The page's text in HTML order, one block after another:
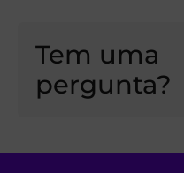
Tem uma
pergunta?